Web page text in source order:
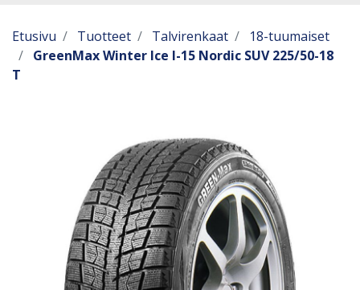
Etusivu Tuotteet Talvirenkaat
18-tuumaiset
GreenMax Winter Ice I-15 Nordic SUV 225/50-18
T